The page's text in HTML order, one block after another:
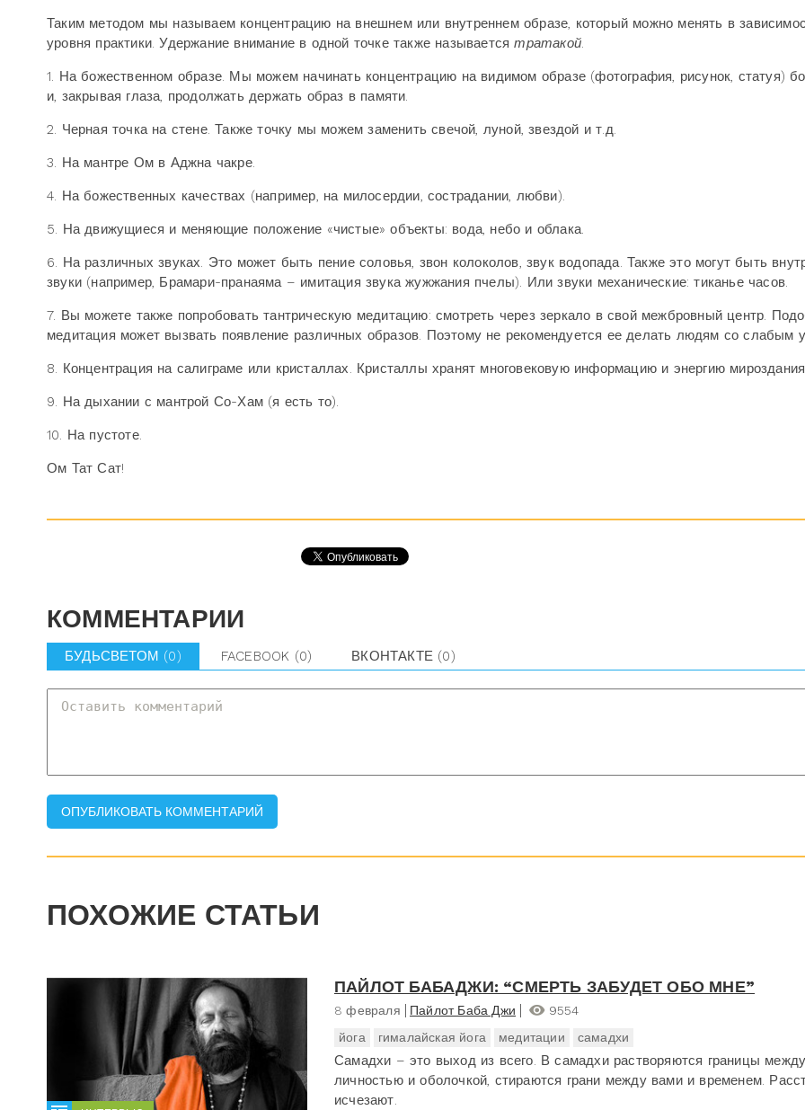
Таким методом мы называем концентрацию на внешнем или внутреннем образе, который можно менять в
уровня практики. Удержание внимание в одной точке также называетсятратакой.
1. На божественном образе. Мы можем начинать концентрацию на видимом образе (фотография, рисунок, статуя)
и, закрывая глаза, продолжать держать образ в памяти.
2. Черная точка на стене. Также точку мы можем заменить свечой, луной, звездой и т.д.
3. На мантре Ом в Аджна чакре.
4. На божественных качествах (например, на милосердии, сострадании, любви).
5. На движущиеся и меняющие положение «чистые» объекты: вода, небо и облака.
6. На различных звуках. Это может быть пение соловья, звон колоколов, звук водопада. Также это могут быть
звуки (например, Брамари-пранаяма – имитация звука жужжания пчелы). Или звуки механические: тиканье часов.
7. Вы можете также попробовать тантрическую медитацию: смотреть через зеркало в свой межбровный центр.
медитация может вызвать появление различных образов. Поэтому не рекомендуется ее делать людям со слабым
8. Концентрация на салиграме или кристаллах. Кристаллы хранят многовековую информацию и энергию
9. На дыхании с мантрой Со-Хам (я есть то).
10. На пустоте.
Ом Тат Сат!
КОММЕНТАРИИ
БУДЬСВЕТОМ (0) FACEBOOK (0) ВКОНТАКТЕ (0)
ПОХОЖИЕ СТАТЬИ
ПАЙЛОТ БАБАДЖИ: “СМЕРТЬ ЗАБУДЕТ ОБО МНЕ”
8 февраля Пайлот Баба Джи
9554
йога
гималайская йога медитации самадхи
Самадхи – это выход из всего. В самадхи растворяются границы между
личностью и оболочкой, стираются грани между вами и временем.
исчезают.